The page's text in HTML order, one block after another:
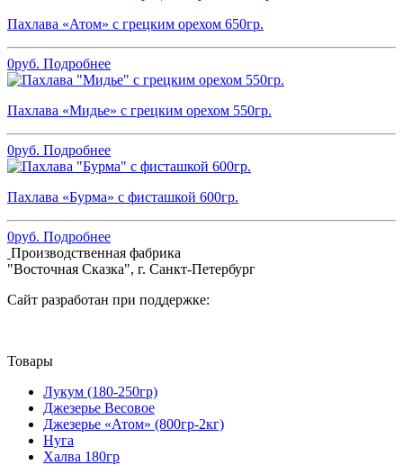
Пахлава «Атом» с грецким орехом 650гр.
0руб. Подробнее
Пахлава «Мидье» с грецким орехом 550гр.
0руб. Подробнее
Пахлава «Бурма» с фисташкой 600гр.
0руб. Подробнее
Производственная фабрика
"Восточная Сказка", г. Санкт-Петербург
Сайт разработан при поддержке:
Товары
Лукум (180-250гр)
Джезерье Весовое
Джезерье «Атом» (800гр-2кг)
Нуга
Халва 180гр